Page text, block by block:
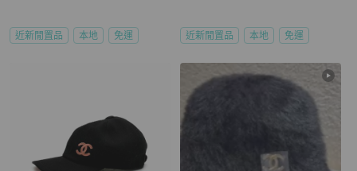
近新閒置品 本地 免運 近新閒置品 本地 免運